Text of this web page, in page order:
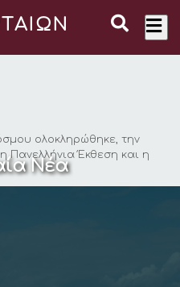
και με
ολοκληρώθηκε, την
Πανελλήνια Έκθεση και η
Νέα